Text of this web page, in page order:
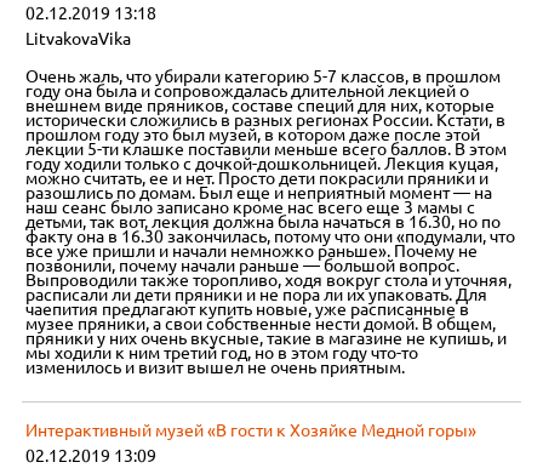
02.12.2019 13:18
LitvakovaVika
Очень жаль, что убирали категорию 5-7 классов, в прошлом
году она была и сопровождалась длительной лекцией о
внешнем виде пряников, составе специй для них, которые
исторически сложились в разных регионах России. Кстати, в
прошлом году это был музей, в котором даже после этой
лекции 5-ти клашке поставили меньше всего баллов. В этом
году ходили только с дочкой-дошкольницей. Лекция куцая,
можно считать, ее и нет. Просто дети покрасили пряники и
разошлись по домам. Был еще и неприятный момент — на
наш сеанс было записано кроме нас всего еще 3 мамы с
детьми, так вот, лекция должна была начаться в 16.30, но по
факту она в 16.30 закончилась, потому что они «подумали, что
все уже пришли и начали немножко раньше». Почему не
позвонили, почему начали раньше — большой вопрос.
Выпроводили также торопливо, ходя вокруг стола и уточняя,
расписали ли дети пряники и не пора ли их упаковать. Для
чаепития предлагают купить новые, уже расписанные в
музее пряники, а свои собственные нести домой. В общем,
пряники у них очень вкусные, такие в магазине не купишь, и
мы ходили к ним третий год, но в этом году что-то
изменилось и визит вышел не очень приятным.
Интерактивный музей «В гости к Хозяйке Медной горы»
02.12.2019 13:09